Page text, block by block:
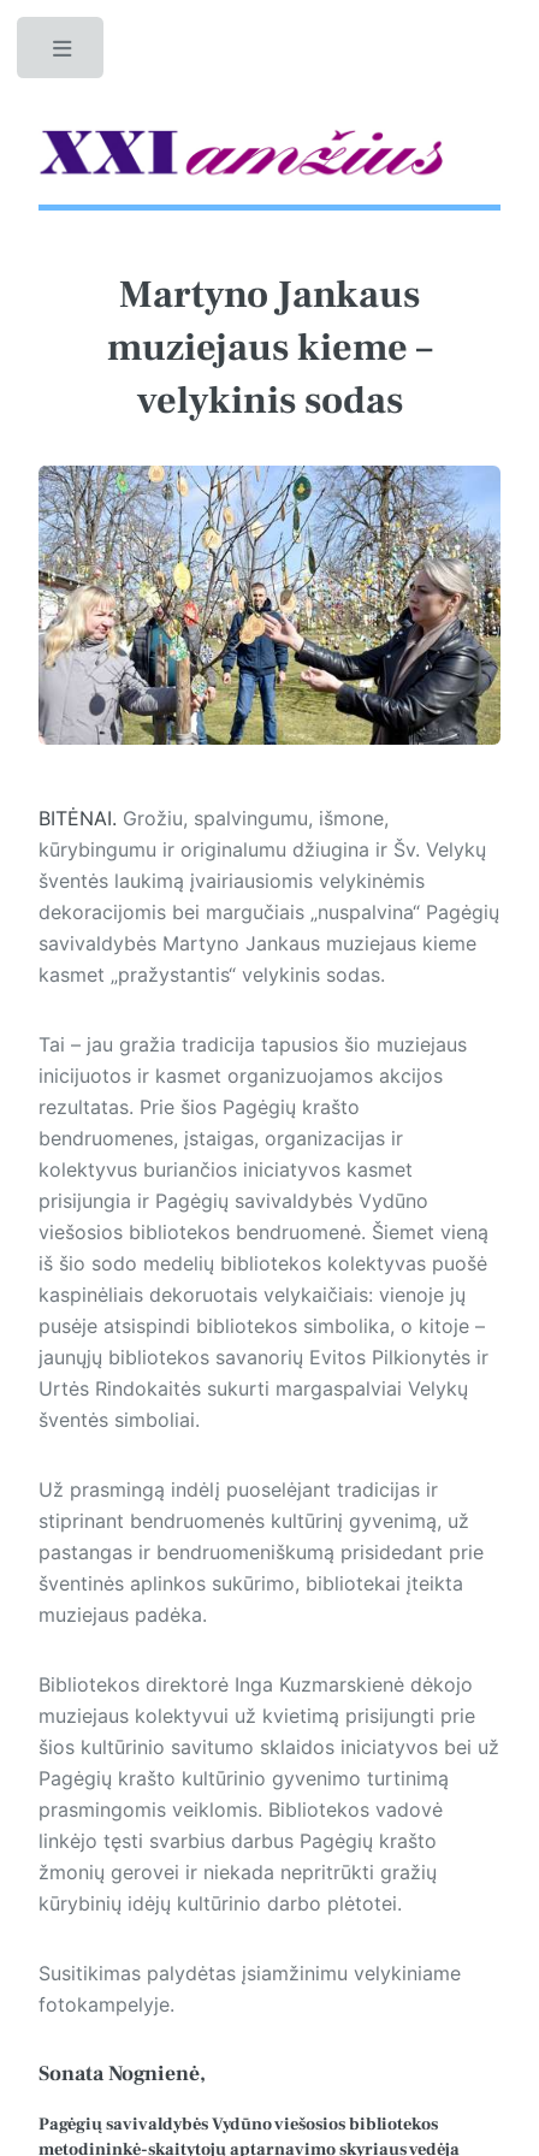
Martyno Jankaus
muziejaus kieme –
velykinis sodas
BITĖNAI. Grožiu, spalvingumu, išmone,
kūrybingumu ir originalumu džiugina ir Šv. Velykų
šventės laukimą įvairiausiomis velykinėmis
dekoracijomis bei margučiais „nuspalvina“ Pagėgių
savivaldybės Martyno Jankaus muziejaus kieme
kasmet „pražystantis“ velykinis sodas.
Tai – jau gražia tradicija tapusios šio muziejaus
inicijuotos ir kasmet organizuojamos akcijos
rezultatas. Prie šios Pagėgių krašto
bendruomenes, įstaigas, organizacijas ir
kolektyvus buriančios iniciatyvos kasmet
prisijungia ir Pagėgių savivaldybės Vydūno
viešosios bibliotekos bendruomenė. Šiemet vieną
iš šio sodo medelių bibliotekos kolektyvas puošė
kaspinėliais dekoruotais velykaičiais: vienoje jų
pusėje atsispindi bibliotekos simbolika, o kitoje –
jaunųjų bibliotekos savanorių Evitos Pilkionytės ir
Urtės Rindokaitės sukurti margaspalviai Velykų
šventės simboliai.
Už prasmingą indėlį puoselėjant tradicijas ir
stiprinant bendruomenės kultūrinį gyvenimą, už
pastangas ir bendruomeniškumą prisidedant prie
šventinės aplinkos sukūrimo, bibliotekai įteikta
muziejaus padėka.
Bibliotekos direktorė Inga Kuzmarskienė dėkojo
muziejaus kolektyvui už kvietimą prisijungti prie
šios kultūrinio savitumo sklaidos iniciatyvos bei už
Pagėgių krašto kultūrinio gyvenimo turtinimą
prasmingomis veiklomis. Bibliotekos vadovė
linkėjo tęsti svarbius darbus Pagėgių krašto
žmonių gerovei ir niekada nepritrūkti gražių
kūrybinių idėjų kultūrinio darbo plėtotei.
Susitikimas palydėtas įsiamžinimu velykiniame
fotokampelyje.
Sonata Nognienė,
Pagėgių savivaldybės Vydūno viešosios bibliotekos
metodininkė-skaitytojų aptarnavimo skyriaus vedėja